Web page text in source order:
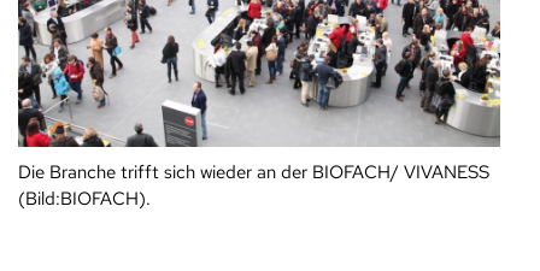
Die Branche trifft sich wieder an der BIOFACH/ VIVANESS
(Bild:BIOFACH).